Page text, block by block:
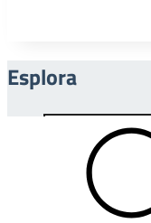
Esplora